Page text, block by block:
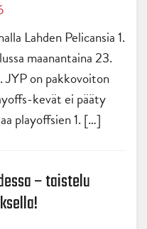
Lahden Pelicansia 1.
maanantaina 23.
JYP on pakkovoiton
kevät ei pääty
playoffsien 1. […]
– taistelu